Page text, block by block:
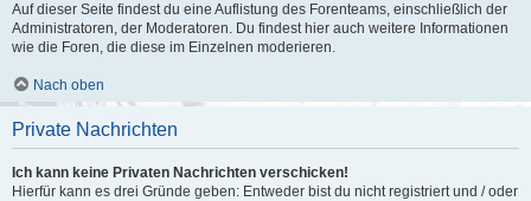
Auf dieser Seite findest du eine Auflistung des Forenteams, einschließlich der
Administratoren, der Moderatoren. Du findest hier auch weitere Informationen
wie die Foren, die diese im Einzelnen moderieren.
Nach oben
Private Nachrichten
Ich kann keine Privaten Nachrichten verschicken!
Hierfür kann es drei Gründe geben: Entweder bist du nicht registriert und / oder